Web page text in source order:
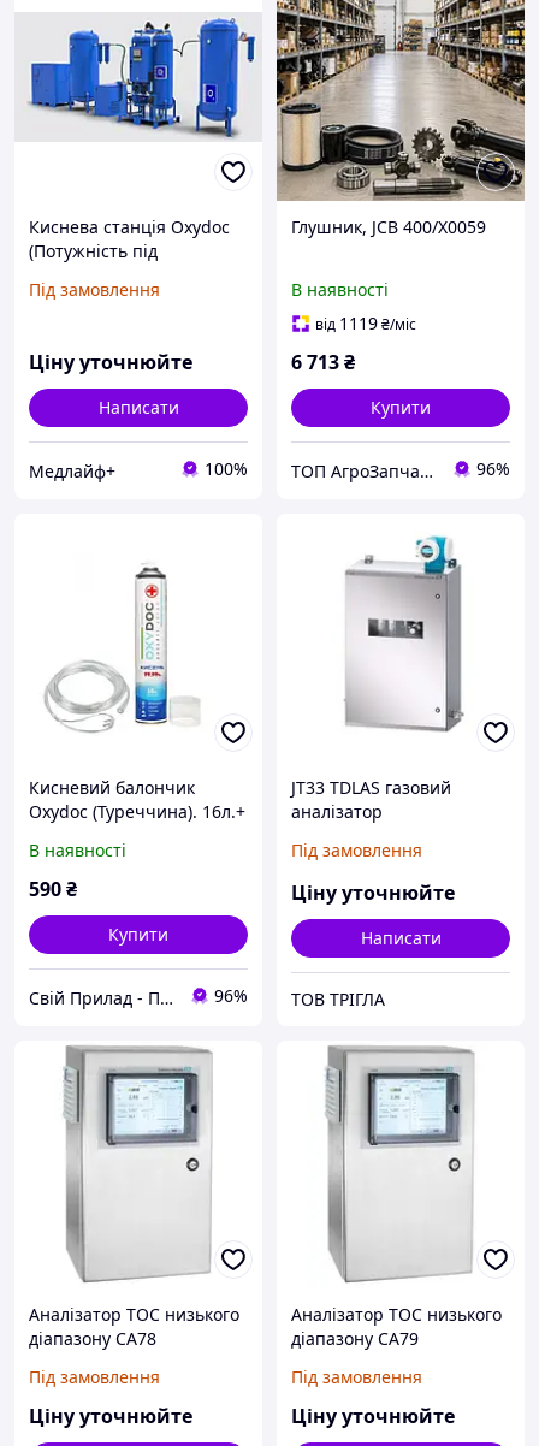
Киснева станція Oxydoc
(Потужність під
Під замовлення
Ціну уточнюйте
Написати
Медлайф+ 100%
Глушник, JCB 400/X0059
В наявності
від 1119₴/міс
6 713₴
Купити
ТОП АгроЗапчастина 96%
Кисневий балончик
Oxydoc (Туреччина). 16л.+
назальна для дорослих
В наявності
590₴
Купити
Свій Прилад - Постачання професійного обладнання 96%
JT33 TDLAS газовий
аналізатор
Під замовлення
Ціну уточнюйте
Написати
ТОВ ТРІГЛА
Аналізатор TOC низького
діапазону CA78
Під замовлення
Ціну уточнюйте
Аналізатор TOC низького
діапазону CA79
Під замовлення
Ціну уточнюйте